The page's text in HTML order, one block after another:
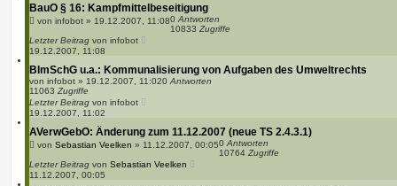
BauO § 16: Kampfmittelbeseitigung
von infobot » 19.12.2007, 11:080 Antworten
10833 Zugriffe
Letzter Beitrag von infobot
19.12.2007, 11:08
BImSchG u.a.: Kommunalisierung von Aufgaben des Umweltrechts
von infobot » 19.12.2007, 11:020 Antworten
11063 Zugriffe
Letzter Beitrag von infobot
19.12.2007, 11:02
AVerwGebO: Änderung zum 11.12.2007 (neue TS 2.4.3.1)
von Sebastian Veelken » 11.12.2007, 00:050 Antworten
10764 Zugriffe
Letzter Beitrag von Sebastian Veelken
11.12.2007, 00:05